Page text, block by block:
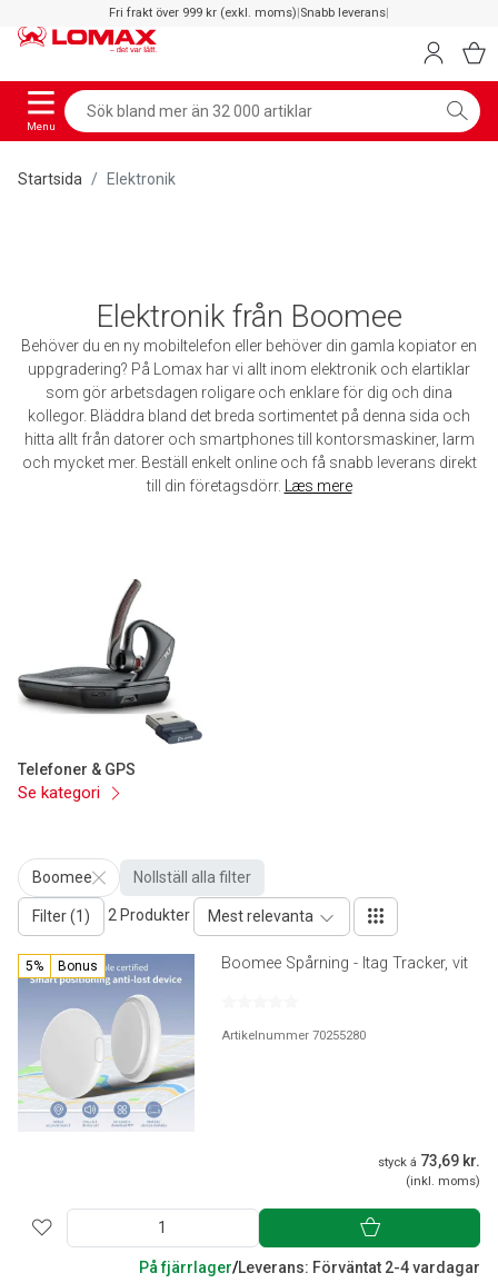
Fri frakt över 999 kr (exkl. moms)|Snabb leverans|
Menu
Startsida Elektronik
Elektronik från Boomee
Behöver du en ny mobiltelefon eller behöver din gamla kopiator en
uppgradering? På Lomax har vi allt inom elektronik och elartiklar
som gör arbetsdagen roligare och enklare för dig och dina
kollegor. Bläddra bland det breda sortimentet på denna sida och
hitta allt från datorer och smartphones till kontorsmaskiner, larm
och mycket mer. Beställ enkelt online och få snabb leverans direkt
till din företagsdörr.
Læs mere
Telefoner & GPS
Se kategori
Boomee Nollställ alla filter
Filter (1) 2 Produkter Mest relevanta
5% Bonus Boomee Spårning - Itag Tracker, vit
Artikelnummer 70255280
styck á 73,69 kr.
(inkl. moms)
På fjärrlager/Leverans: Förväntat 2-4 vardagar